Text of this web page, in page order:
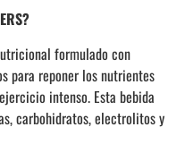
formulado con
para reponer los nutrientes
intenso. Esta bebida
carbohidratos, electrolitos y